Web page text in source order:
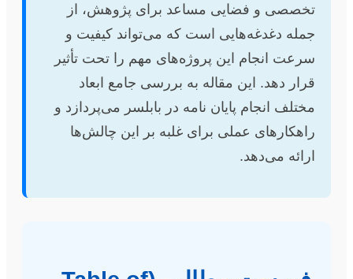
تخصصی و فضایی مساعد برای پژوهش، از
جمله دغدغه‌هایی است که می‌تواند کیفیت و
سرعت انجام این پروژه‌های مهم را تحت تأثیر
قرار دهد. این مقاله به بررسی جامع ابعاد
مختلف انجام پایان نامه در بابلسر می‌پردازد و
راهکارهای عملی برای غلبه بر این چالش‌ها
ارائه می‌دهد.